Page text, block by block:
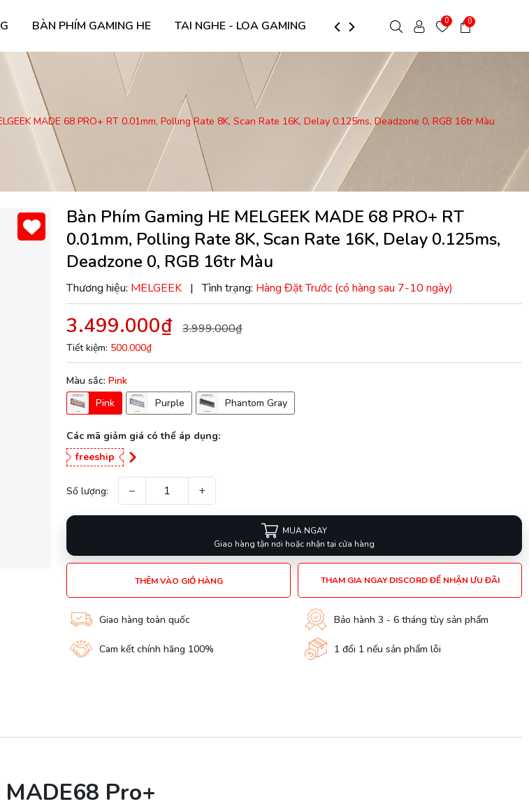
BÀN PHÍM GAMING HE TAI NGHE - LOA GAMING LÓT CHUỘT GAMING ARM MÀNH
0 0
MADE 68 PRO+ RT 0.01mm, Polling Rate 8K, Scan Rate 16K, Delay 0.125ms, Deadzone 0, RGB 16tr Màu
Bàn Phím Gaming HE MELGEEK MADE 68 PRO+ RT
0.01mm, Polling Rate 8K, Scan Rate 16K, Delay 0.125ms,
Deadzone 0, RGB 16tr Màu
Thương hiệu: MELGEEK | Tình trạng: Hàng Đặt Trước (có hàng sau 7-10 ngày)
3.499.000₫ 3.999.000₫
Tiết kiệm: 500.000₫
Màu sắc: Pink
Pink
Purple Phantom Gray
Các mã giảm giá có thể áp dụng:
freeship
Số lượng: − +
MUA NGAY
Giao hàng tận nơi hoặc nhận tại cửa hàng
THÊM VÀO GIỎ HÀNG THAM GIA NGAY DISCORD ĐỂ NHẬN ƯU ĐÃI
Giao hàng toàn quốc Bảo hành 3 - 6 tháng tùy sản phẩm
Cam kết chính hãng 100% 1 đổi 1 nếu sản phẩm lỗi
Pro+